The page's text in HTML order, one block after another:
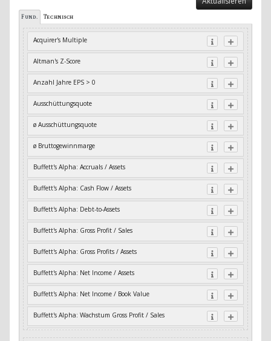
Fund. Technisch
Acquirer's Multiple
Altman's Z-Score
Anzahl Jahre EPS > 0
Ausschüttungsquote
ø Ausschüttungsquote
ø Bruttogewinnmarge
Buffett's Alpha: Accruals / Assets
Buffett's Alpha: Cash Flow / Assets
Buffett's Alpha: Debt-to-Assets
Buffett's Alpha: Gross Profit / Sales
Buffett's Alpha: Gross Profits / Assets
Buffett's Alpha: Net Income / Assets
Buffett's Alpha: Net Income / Book Value
Buffett's Alpha: Wachstum Gross Profit / Sales
Buffett's Alpha: Wachstum Residual Cash Flow / Assets